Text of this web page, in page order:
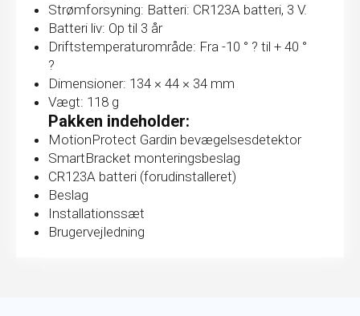
Strømforsyning: Batteri: CR123A batteri, 3 V.
Batteri liv: Op til 3 år
Driftstemperaturområde: Fra -10 ° ? til + 40 °
?
Dimensioner: 134 × 44 × 34 mm
Vægt: 118 g
Pakken indeholder:
MotionProtect Gardin bevægelsesdetektor
SmartBracket monteringsbeslag
CR123A batteri (forudinstalleret)
Beslag
Installationssæt
Brugervejledning